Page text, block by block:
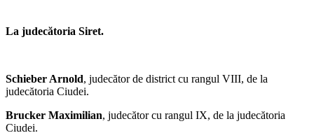
La judecătoria Siret.
Schieber Arnold, judecător de district cu rangul VIII, de la
judecătoria Ciudei.
Brucker Maximilian, judecător cu rangul IX, de la judecătoria
Ciudei.